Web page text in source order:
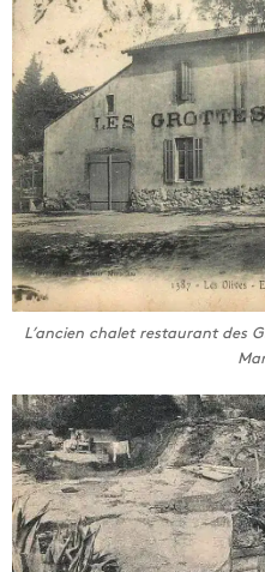
L’ancien chalet restaurant des